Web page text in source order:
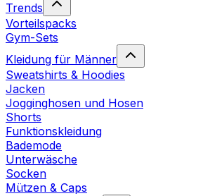
Trends
Vorteilspacks
Gym-Sets
Kleidung für Männer
Sweatshirts & Hoodies
Jacken
Jogginghosen und Hosen
Shorts
Funktionskleidung
Bademode
Unterwäsche
Socken
Mützen & Caps